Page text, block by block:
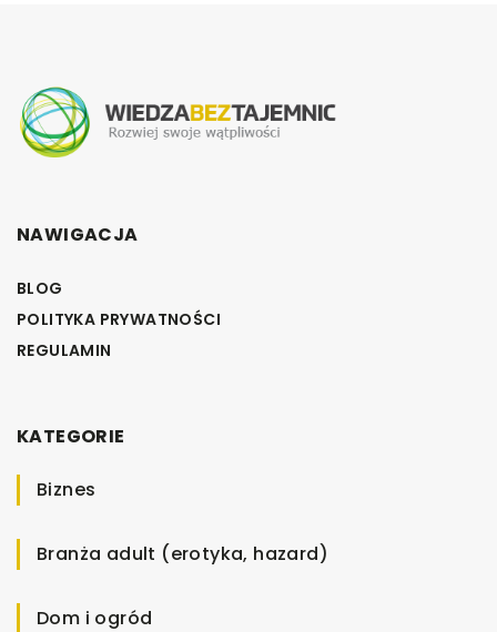
NAWIGACJA
BLOG
POLITYKA PRYWATNOŚCI
REGULAMIN
KATEGORIE
Biznes
Branża adult (erotyka, hazard)
Dom i ogród